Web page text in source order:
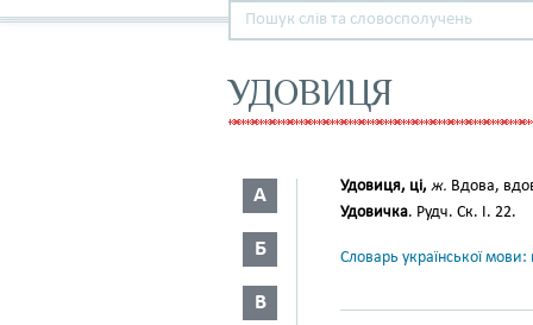
УДОВИЦЯ
А
Б
В
Удовиця, ці, ж. Вдова,
Удовичка. Рудч. Ск. I. 22.
Словарь української